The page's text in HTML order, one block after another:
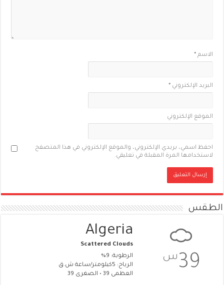
الاسم*
البريد الإلكتروني*
الموقع الإلكتروني
احفظ اسمي، بريدي الإلكتروني، والموقع الإلكتروني في هذا المتصفح
لاستخدامها المرة المقبلة في تعليقي.
الطقس
39 س
Algeria
Scattered Clouds
الرطوبة: 9%
الرياح: 5كيلومتر/ساعة ش.ق
العظمى 39 • الصغرى 39